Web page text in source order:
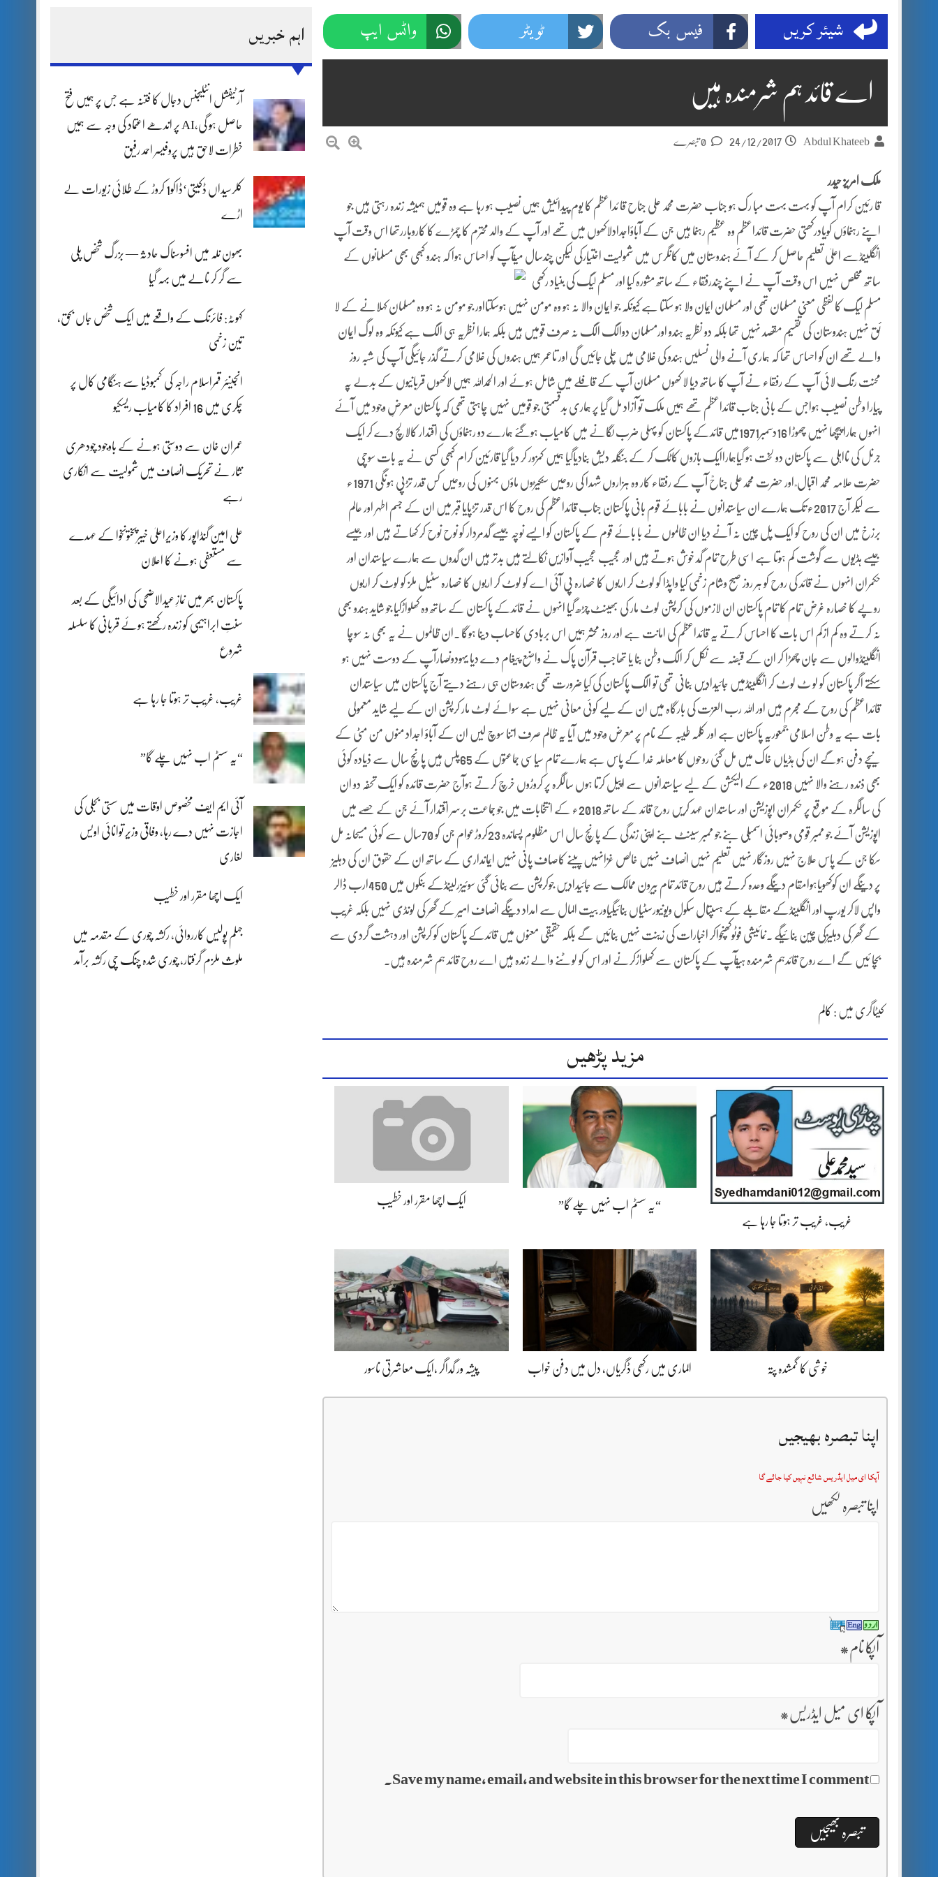
اہم خبریں
آرٹیفشل انٹلیجنس دجال کا فتنہ ہے جس پر ہمیں فتح
حاصل ہو گی،AI پر اندھے اعتماد کی وجہ سے ہمیں
خطرات لاحق ہیں پروفیسر احمد رفیق
کلرسیداں ڈکیتی‘ڈاکو1 کروڑ کے طلائی زیورات لے
اڑے
بھون نلہ میں افسوسناک حادثہ — بزرگ شخص پلی
سے گر کر نالے میں بہہ گیا
کہوٹہ: فائرنگ کے واقعے میں ایک شخص جاں بحق،
تین زخمی
انجینئر قمراسلام راجہ کی کمبوڈیا سے ہنگامی کال پر
چکری میں 16 افراد کا کامیاب ریسکیو
عمران خان سے دوستی ہونے کے باوجود چودھری
نثار نے تحریک انصاف میں شمولیت سے انکاری
رہے
علی امین گنڈاپور کا وزیراعلیٰ خیبرپختونخوا کے عہدے
سے مستعفی ہونے کا اعلان
پاکستان بھر میں نمازِ عیدالاضحی کی ادائیگی کے بعد
سنتِ ابراہیمی کو زندہ رکھتے ہوئے قربانی کا سلسلہ
شروع
غریب، غریب تر ہوتا جا رہا ہے
“یہ سسٹم اب نہیں چلے گا”
آئی ایم ایف مخصوص اوقات میں سستی بجلی کی
اجازت نہیں دے رہا، وفاقی وزیر توانائی اویس
لغاری
ایک اچھا مقرر اور خطیب
جہلم پولیس کارروائی، رکشہ چوری کے مقدمہ میں
ملوث ملزم گرفتار، چوری شدہ چنگ چی رکشہ برآمد
شیئر کریں فیس بک ٹویٹر واٹس ایپ
اے قائد ہم شرمندہ ہیں
Abdul Khateeb
24/12/2017
ملک امریز حیدر
قا رئین کرام آپ کو بہت بہت مبا رک ہو جناب حضرت محمد علی جناح قا ئداعظم کا یوم پیدائیش ہمیں نصیب ہو رہا ہے وہ قومیں ہمیشہ زندہ رہتی ہیں جو
اپنے رہنماؤں کویادرکھتی حضرت قائداعظم وہ عظیم رہنما ہیں جن کے آباؤاجدادلاکھوں میں تھے اور آپ کے والد محترم کا چمڑے کا کاروباررتھا اس وقت آپ
انگلینڈسے اعلیٰ تعلیم حاصل کر کے آئے ہندوستان میں کانگرس میں شمولیت اختیارکی لیکن چندسال میںآپ کو احساس ہوا کہ ہندو کبھی بھی مسلمانوں کے
ساتھ مخلص نہیں اس وقت آپ نے اپنے چندرفقاء کے ساتھ مشورہ کیا اور مسلم لیگ کی بنیاد رکھی
مسلم لیگ کا لفظی معنی مسلمان تھی اور مسلمان ایمان ولا ہو سکتا ہے کیونکہ جو ایمان والا نہ ہو وہ مومن نہیں ہوسکتااور جو مومن نہ ہو وہ مسلمان کہلانے کے لا
ئق نہیں ہندوستان کی تقسیم مقصد نہیں تھا بلکہ دو نظریہ ہندو اورمسلمان دوالگ الگ نہ صرف قومیں ہیں بلکہ ہمارا نظریہ ہی الگ ہے کیونکہ وہ لوگ ایمان
والے تھے ان کو احساس تھا کہ ہماری آنے والی نسلیں ہندو کی غلامی میں چلی جائیں گی اور تاعمر ہمیں ہندوں کی غلامی کرتے گذر جائیگی آپ کی شبہ روز
محنت رنگ لائی آپ کے رفقاء نے آپ کا ساتھ دیا لا کھوں مسلمان آپ کے قافلے میں شامل ہوئے اور الحمداللہ ہمیں لاکھوں قربانیوں کے بدلے پہ
پیارا وطن نصیب ہواجس کے بانی جناب قائداعظم تھے ہمیں ملک تو آزاد مل گیا پر ہماری بدقسمتی جو قومیں نہیں چاہتی تھی کہ پاکستان معرضِ وجود میں آئے
انہوں ہمارا پیچھا نہیں چھوڑا 16دسمبر1971میں قائدکے پاکستان کو پہلی ضرب لگانے میں کامیاب ہوگئے ہمارے دو رہنماؤں کی اقتدار کالالچ دے کر ایک
جرنل کی نااہلی سے پاکستان دو لخت ہو گیاہماراایک بازوں کاٹک کر کے بنگلہ دیش بنادیاگیا ہمیں کمزور کر دیا گیا قارئین کرام کبھی کسی نے یہ بات سوچی
حضرت علامہ محمد اقبال ؒ اور حضرت محمدعلی جناحؒ آپ کے رفقاء کار وہ ہزاروں شہدا کی روحیں سنکیڑوں ماؤں بہنوں کی روحیں کس قدر تڑپی ہونگی 1971ء
سے لیکر آج 2017ء تک ہمارے ان سیاستدانوں نے بابائے قوم بانی پاکستان جناب قائداعظم کی روح کا اس قدر تڑپایا قبر میں ان کے جسم اطہر اور عالم
برزخ میں ان کی روح کو ایک پل چین نہ آنے دیا ان ظالموں نے با بائے قوم کے پاکستان کو ایسے نوچہ جیسے گِدمُردار کو نوح نوح کر کھاتے ہیں اور جیسے
جیسے ہڈیوں سے گوشت کم ہوتا ہے اسی طرح تمام گِد خوش ہوتے ہیں اور عجیب عجیب آوازیں نکالتے ہیں بدتر ہیں ان گِدوں سے ہمارے سیاستدان اور
حکمران انہوں نے قائد کی روح کو ہر روز صبح وشام زخمی کیا واپڈا کو لوٹ کر اربوں کا خصارہ پی آئی اے کو لوٹ کر اربوں کا خصارہ سٹیل ملز کو لوٹ کر اربوں
روپے کا خصارہ غرض تمام کا تمام پاکستان ان لازموں کی کرپشن لوٹ مار کی بھینٹ چڑھ گیا انہوں نے قائدکے پاکستان کے ساتھ وہ کھلواڑکیا جو شاید ہندو بھی
نہ کرتے وہ کم ازکم اس بات کا احساس کرتے یہ قائداعظم کی امانت ہے اور روز محشر ہمیں اس بربادی کاحساب دینا ہوگا ۔ان ظالموں نے یہ بھی نہ سوچا
انگلینڈوالوں سے جان چھڑا کر ان کے قبضہ سے نکل کر الگ وطن بنا یا تھاجب قرآن پاک نے واضع پیغام دے دیا یہودونصارآپ کے دوست نہیں ہو
سکتے اگر پاکستان کو لو ٹ لوٹ کر انگلینڈمیں جائیدادیں بنانی تھی تو الگ پاکستان کی کیا ضرورت تھی ہندوستان ہی رہنے دیتے آج پاکستان میں سیاستدان
قائداعظم کی روح کے مجرم ہیں اور اللہ رب العزت کی بارگاہ میں ان کے لیے کوئی معانی نہیں ہے سوائے لوٹ مار کرپشن ان کے لیے شاید معمولی
بات ہے یہ وطن اسلامی جمعوریہ پاکستان ہے اور کلمہ طیبہ کے نام پر معرض وجود میں آیا یہ ظالم صرف اتنا سوچ لیں ان کے آباؤ اجداد منوں من مٹی کے
نیچے دفن ہوگے ان کی ہڈیاں خاک میں مل گئی روحوں کا معاملہ خدا کے پاس ہے ہمارے تمام سیاسی جماعتوں کے 65پلس ہیں پانچ سال سے ذیادہ کوئی
بھی ذندہ رہنے والا نہیں 2018ء کے الیکشن کے لیے سیاستدانوں سے اپیل کرتا ہوں سالگرہ پر کروڑوں خرچ کرتے ہوآج حضرت قائدہ کو ایک تحفہ دو ان
کی سالگرہ کے موقع پر حکمران اپوزیشن اور ساستدان عہد کریں روح قائد کے ساتھ 2018ء کے انتخابات میں جو جماعت برسر اقتدار آئے جن کے حصے میں
اپوزیشن آئے جو ممبر قومی وصوبائی اسمبلی بنے جو ممبر سینٹ بنے اپنی زندگی کے پانچ سال اس مظلوم پسماندہ 23کروڑعوام جن کو 70سال سے کوئی مسیحانہ مل
سکا جن کے پاس علاج نہیں روزگار نہیں تعلیم نہیں انصاف نہیں خالص غزانہیں پینے کاصاف پانی نہیں ایمانداری کے ساتھ ان کے حقوق ان کی دہلیز
پر دینگے ان کوکھویاہوامقام دینگے وعدہ کرتے ہیں روح قائد تمام بیرون ممالک سے جائیدادیں جوکرپشن سے بنائی گئی سوئیزرلینڈکے بنکوں میں 450ارب ڈالر
واپس لاکر یورپ اور انگلینڈکے مقابلے کے ہسپتال سکول ویونیورسٹیاں بنائیگیاور بیت المال سے امداد دینگے انصاف امیر کے گھر کی لونڈی نہیں بلکہ غریب
کے گھر کی دہلیزکی چین بنائیگے ۔نمائیشی فوٹوکھنچواکر اخبارات کی زینت نہیں بنائیں گے بلکہ حقیقی معنوں میں قائدکے پاکستان کو کرپشن اور دہشت گردی سے
بچا ئیں گے اے روح قائدہم شرمندہ ہیںآپ کے پاکستان سے کھلواڑکرنے اور اس کو لوٹنے والے زندہ ہیں اے روح قائد ہم شرمندہ ہیں۔
کیٹاگری میں : کالم
مزید پڑھیں
غریب، غریب تر ہوتا جا رہا ہے
“یہ سسٹم اب نہیں چلے گا” ایک اچھا مقرر اور خطیب
خوشی کا گمشدہ پتہ الماری میں رکھی ڈگریاں، دل میں دفن خواب پیشہ ور گداگر ،ایک معاشرتی ناسور
اپنا تبصرہ بھیجیں
آپکا ای میل ایڈریس شائع نہیں کیا جائے گا
اپنا تبصرہ لکھیں
آپکا نام *
آپکا ای میل ایڈریس *
Save my name, email, and website in this browser for the next time I comment.